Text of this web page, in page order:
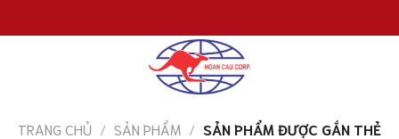
đến
TRANG CHỦ / SẢN PHẨM / SẢN PHẨM ĐƯỢC GẮN THẺ